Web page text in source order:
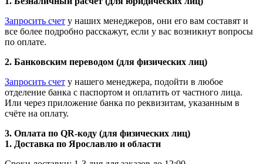
Запросить счет у наших менеджеров, они его вам составят и
все более подробно расскажут, если у вас возникнут вопросы
по оплате.
2. Банковским переводом (для физических лиц)
Запросить счет у нашего менеджера, подойти в любое
отделение банка с паспортом и оплатить от частного лица.
Или через приложение банка по реквизитам, указанным в
счёте на оплату.
3. Оплата по QR-коду (для физических лиц)
1. Доставка по Ярославлю и области